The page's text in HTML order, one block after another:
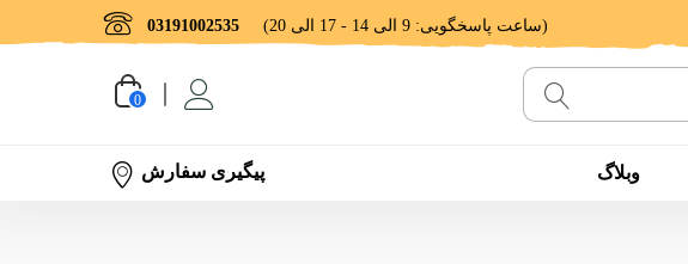
03191002535 (ساعت پاسخگویی: 9 الی 14 - 17 الی 20)
0
وبلاگ پیگیری سفارش